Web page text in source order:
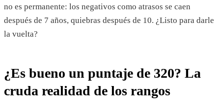
no es permanente: los negativos como atrasos se caen
después de 7 años, quiebras después de 10. ¿Listo para darle
la vuelta?
¿Es bueno un puntaje de 320? La
cruda realidad de los rangos